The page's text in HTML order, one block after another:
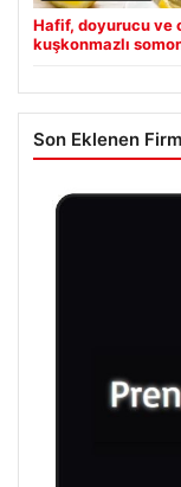
Hafif, doyurucu ve
kuşkonmazlı
Son Eklenen